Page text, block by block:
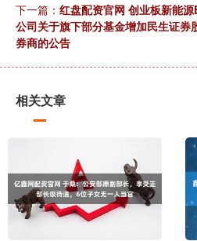
下一篇： 红盘配资官网 创业板新能
公司关于旗下部分基金增加民生证券
券商的公告
相关文章